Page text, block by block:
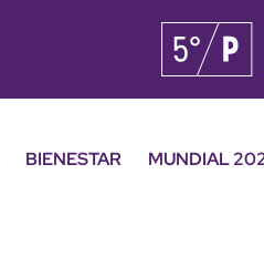
BIENESTAR
MUNDIAL